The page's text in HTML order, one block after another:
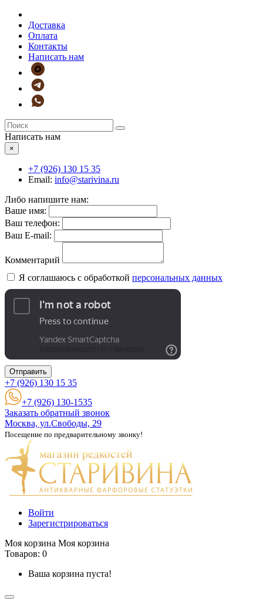
Доставка
Оплата
Контакты
Написать нам
Написать нам
×
+7 (926) 130 15 35
Email: info@starivina.ru
Либо напишите нам:
Ваше имя:
Ваш телефон:
Ваш E-mail:
Комментарий
Я соглашаюсь с обработкой персональных данных
Отправить
+7 (926) 130 15 35
+7 (926) 130-1535
Заказать обратный звонок
Москва, ул.Свободы, 29
Посещение по предварительному звонку!
Войти
Зарегистрироваться
Моя корзина Моя корзина
Товаров: 0
Ваша корзина пуста!